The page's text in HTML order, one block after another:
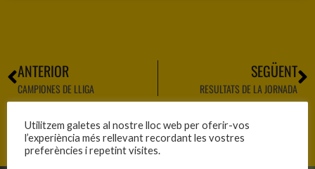
ANTERIOR
CAMPIONES DE LLIGA
SEGÜENT
RESULTATS DE LA JORNADA
Utilitzem galetes al nostre lloc web per oferir-vos
l’experiència més rellevant recordant les vostres
preferències i repetint visites.